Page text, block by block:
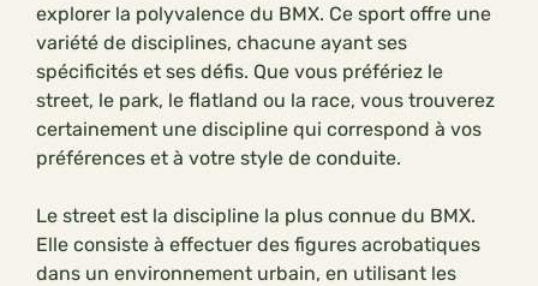
explorer la polyvalence du BMX. Ce sport offre une
variété de disciplines, chacune ayant ses
spécificités et ses défis. Que vous préfériez le
street, le park, le flatland ou la race, vous trouverez
certainement une discipline qui correspond à vos
préférences et à votre style de conduite.
Le street est la discipline la plus connue du BMX.
Elle consiste à effectuer des figures acrobatiques
dans un environnement urbain, en utilisant les